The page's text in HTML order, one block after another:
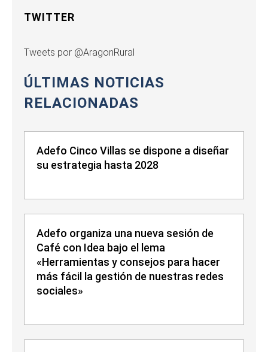
TWITTER
Tweets por @AragonRural
ÚLTIMAS NOTICIAS
RELACIONADAS
Adefo Cinco Villas se dispone a diseñar
su estrategia hasta 2028
Adefo organiza una nueva sesión de
Café con Idea bajo el lema
«Herramientas y consejos para hacer
más fácil la gestión de nuestras redes
sociales»